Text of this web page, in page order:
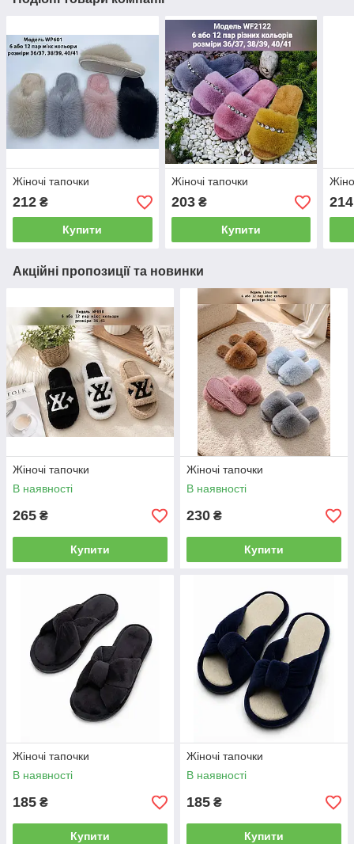
Жіночі тапочки
212 ₴
Купити
Жіночі тапочки
203₴
Купити
214
Акційні пропозиції та новинки
Жіночі тапочки
В наявності
265 ₴
Купити
Жіночі тапочки
В наявності
230 ₴
Купити
Жіночі тапочки
В наявності
185 ₴
Купити
Жіночі тапочки
В наявності
185 ₴
Купити